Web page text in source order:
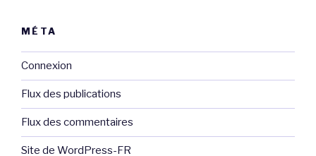
MÉTA
Connexion
Flux des publications
Flux des commentaires
Site de WordPress-FR